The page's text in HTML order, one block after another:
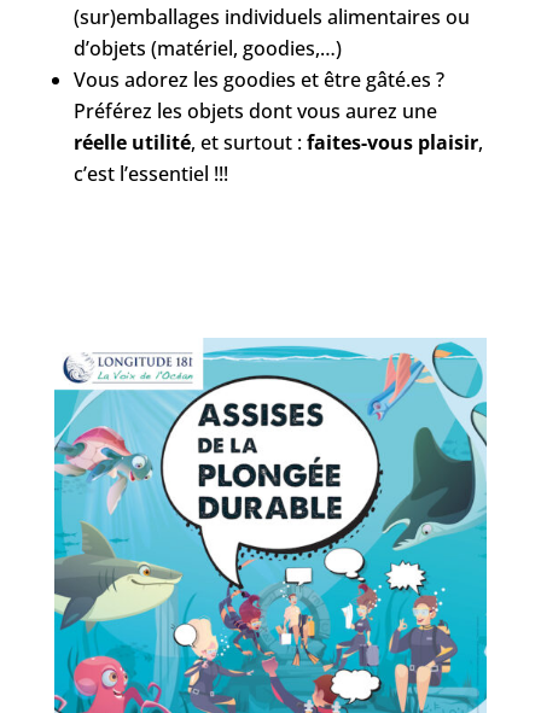
(sur)emballages individuels alimentaires ou
d’objets (matériel, goodies,…)
Vous adorez les goodies et être gâté.es ?
Préférez les objets dont vous aurez une
réelle utilité, et surtout :faites-vous plaisir,
c’est l’essentiel !!!